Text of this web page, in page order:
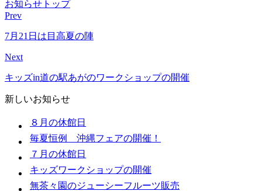
お知らせトップ
Prev
7月21日は目高夏の陣
Next
キッズin道の駅あがのワークショップの開催
新しいお知らせ
８月の休館日
毎夏恒例 沖縄フェアの開催！
７月の休館日
キッズワークショップの開催
無茶々園のジューシーフルーツ販売